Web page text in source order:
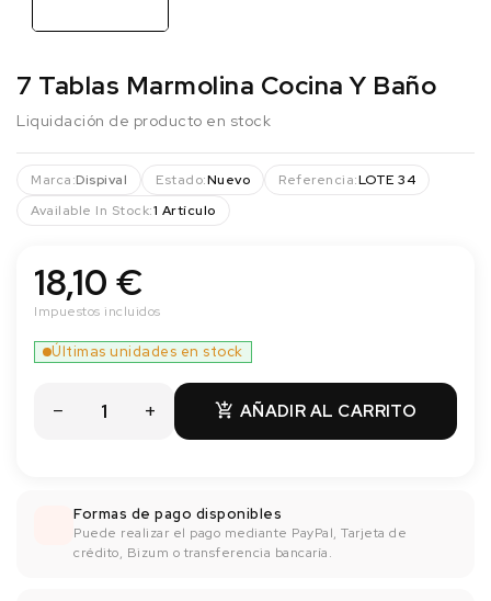
7 Tablas Marmolina Cocina Y Baño
Liquidación de producto en stock
Marca:Dispival Estado:Nuevo Referencia:LOTE 34
Available In Stock:1 Artículo
18,10 €
Impuestos incluidos
 AÑADIR AL CARRITO
Últimas unidades en stock
Formas de pago disponibles
Puede realizar el pago mediante PayPal, Tarjeta de
crédito, Bizum o transferencia bancaría.